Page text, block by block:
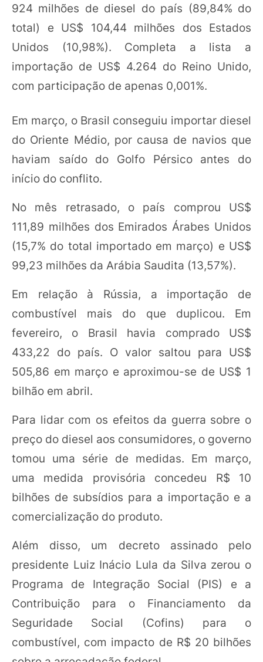
924 milhões de diesel do país (89,84% do
total) e US$ 104,44 milhões dos Estados
Unidos (10,98%). Completa a lista a
importação de US$ 4.264 do Reino Unido,
com participação de apenas 0,001%.
Em março, o Brasil conseguiu importar diesel
do Oriente Médio, por causa de navios que
haviam saído do Golfo Pérsico antes do
início do conflito.
No mês retrasado, o país comprou US$
111,89 milhões dos Emirados Árabes Unidos
(15,7% do total importado em março) e US$
99,23 milhões da Arábia Saudita (13,57%).
Em relação à Rússia, a importação de
combustível mais do que duplicou. Em
fevereiro, o Brasil havia comprado US$
433,22 do país. O valor saltou para US$
505,86 em março e aproximou-se de US$ 1
bilhão em abril.
Para lidar com os efeitos da guerra sobre o
preço do diesel aos consumidores, o governo
tomou uma série de medidas. Em março,
uma medida provisória concedeu R$ 10
bilhões de subsídios para a importação e a
comercialização do produto.
Além disso, um decreto assinado pelo
presidente Luiz Inácio Lula da Silva zerou o
Programa de Integração Social (PIS) e a
Contribuição para o Financiamento da
Seguridade Social (Cofins) para o
combustível, com impacto de R$ 20 bilhões